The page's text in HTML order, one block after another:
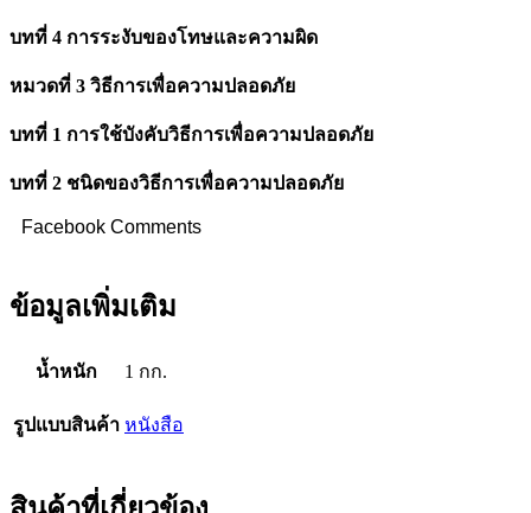
บทที่ 4 การระงับของโทษและความผิด
หมวดที่ 3 วิธีการเพื่อความปลอดภัย
บทที่ 1 การใช้บังคับวิธีการเพื่อความปลอดภัย
บทที่ 2 ชนิดของวิธีการเพื่อความปลอดภัย
Facebook Comments
ข้อมูลเพิ่มเติม
น้ำหนัก 1 กก.
รูปแบบสินค้า หนังสือ